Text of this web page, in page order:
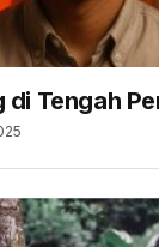
di Tengah